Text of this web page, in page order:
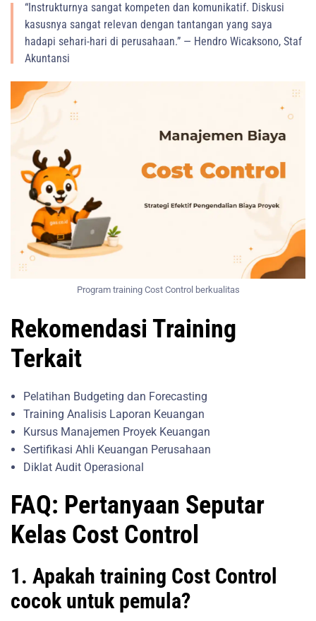
“Instrukturnya sangat kompeten dan komunikatif. Diskusi
kasusnya sangat relevan dengan tantangan yang saya
hadapi sehari-hari di perusahaan.” — Hendro Wicaksono, Staf
Akuntansi
Program training Cost Control berkualitas
Rekomendasi Training
Terkait
Pelatihan Budgeting dan Forecasting
Training Analisis Laporan Keuangan
Kursus Manajemen Proyek Keuangan
Sertifikasi Ahli Keuangan Perusahaan
Diklat Audit Operasional
FAQ: Pertanyaan Seputar
Kelas Cost Control
1. Apakah training Cost Control
cocok untuk pemula?